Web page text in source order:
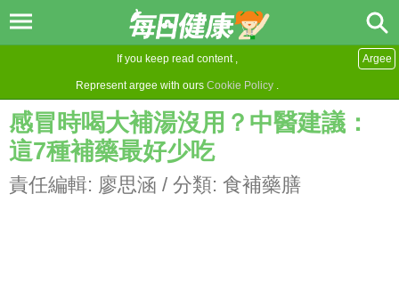
If you keep read content ,
Represent argee with ours Cookie Policy .
Argee
感冒時喝大補湯沒用？中醫建議：
這7種補藥最好少吃
責任編輯: 廖思涵 / 分類: 食補藥膳